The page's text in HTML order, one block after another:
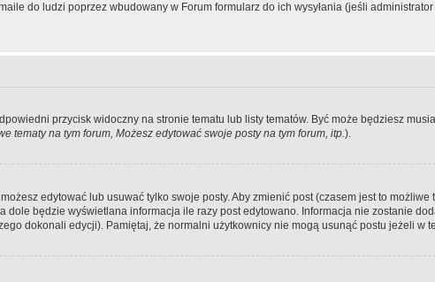
do ludzi poprzez wbudowany w Forum formularz do ich wysyłania (jeśli
przycisk widoczny na stronie tematu lub listy tematów. Być może będziesz
tematy na tym forum, Możesz edytować swoje posty na tym forum, itp.).
edytować lub usuwać tylko swoje posty. Aby zmienić post (czasem jest to
dole będzie wyświetlana informacja ile razy post edytowano. Informacja nie zostanie
dokonali edycji). Pamiętaj, że normalni użytkownicy nie mogą usunąć postu jeżeli w